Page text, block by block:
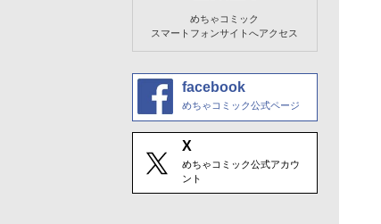
めちゃコミック
スマートフォンサイトへアクセス
facebook
めちゃコミック公式ページ
X
めちゃコミック公式アカウ
ント